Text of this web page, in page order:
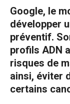
Google, le
développer
préventif.
profils ADN
risques de
ainsi, éviter
certains